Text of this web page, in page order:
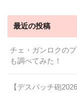
最近の投稿
チェ・ガンロクの
も調べてみた！
【デスパッチ砲